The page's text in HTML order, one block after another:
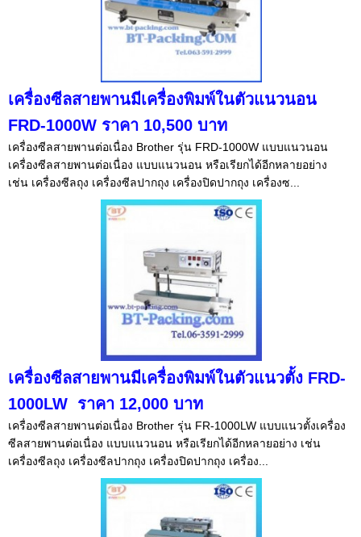
เครื่องซีลสายพานมีเครื่องพิมพ์ในตัวแนวนอน
FRD-1000W ราคา 10,500 บาท
เครื่องซีลสายพานต่อเนื่อง Brother รุ่น FRD-1000W แบบแนวนอน
เครื่องซีลสายพานต่อเนื่อง แบบแนวนอน หรือเรียกได้อีกหลายอย่าง
เช่น เครื่องซีลถุง เครื่องซีลปากถุง เครื่องปิดปากถุง เครื่องซ...
เครื่องซีลสายพานมีเครื่องพิมพ์ในตัวแนวตั้ง FRD-
1000LW ราคา 12,000 บาท
เครื่องซีลสายพานต่อเนื่อง Brother รุ่น FR-1000LW แบบแนวตั้งเครื่อง
ซีลสายพานต่อเนื่อง แบบแนวนอน หรือเรียกได้อีกหลายอย่าง เช่น
เครื่องซีลถุง เครื่องซีลปากถุง เครื่องปิดปากถุง เครื่อง...